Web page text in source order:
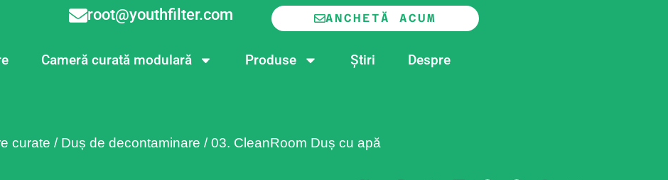
root@youthfilter.com ANCHETĂ ACUM
Cameră curată modulară Produse Știri Despre
curate / Duș de decontaminare /03. CleanRoom Duș cu apă